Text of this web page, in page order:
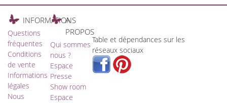
INFORMATIONS
Questions
fréquentes
Conditions
de vente
Informations
légales
Nous
A
PROPOS
Qui sommes
nous ?
Espace
Presse
Show room
Espace
Table et dépendances sur les
réseaux sociaux